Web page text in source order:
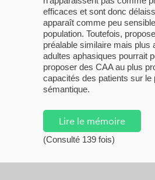
efficaces et sont donc
apparaît comme peu
population. Toutefois,
préalable similaire mais plus
adultes aphasiques pourrait
proposer des CAA au plus
capacités des patients sur le
sémantique.
Lire le mémoire
(Consulté 139 fois)